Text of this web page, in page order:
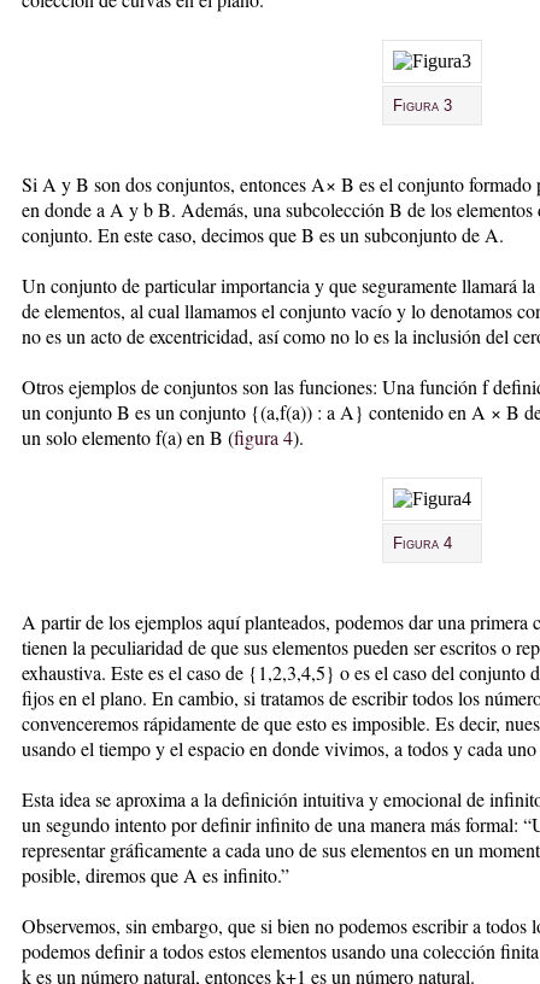
Figura 3
Si A y B son dos conjuntos, entonces A× B es el conjunto formado
en donde a A y b B. Además, una subcolección B de los
conjunto. En este caso, decimos que B es un subconjunto de A.
Un conjunto de particular importancia y que seguramente llamará
de elementos, al cual llamamos el conjunto vacío y lo denotamos
no es un acto de excentricidad, así como no lo es la inclusión del
Otros ejemplos de conjuntos son las funciones: Una función f
un conjunto B es un conjunto {(a,f(a)) : a A} contenido en A × B
un solo elemento f(a) en B (figura 4).
Figura 4
A partir de los ejemplos aquí planteados, podemos dar una
tienen la peculiaridad de que sus elementos pueden ser escritos o
exhaustiva. Este es el caso de {1,2,3,4,5} o es el caso del conjunto
fijos en el plano. En cambio, si tratamos de escribir todos los
convenceremos rápidamente de que esto es imposible. Es decir,
usando el tiempo y el espacio en donde vivimos, a todos y cada uno
Esta idea se aproxima a la definición intuitiva y emocional de
un segundo intento por definir infinito de una manera más formal:
representar gráficamente a cada uno de sus elementos en un
posible, diremos que A es infinito.”
Observemos, sin embargo, que si bien no podemos escribir a todos
podemos definir a todos estos elementos usando una colección
k es un número natural, entonces k+1 es un número natural.